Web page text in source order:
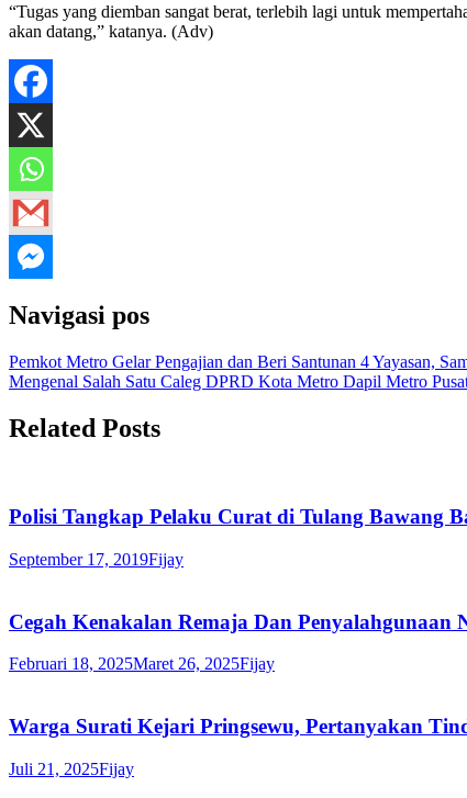
“Tugas yang diemban sangat berat, terlebih lagi untuk
akan datang,” katanya. (Adv)
Navigasi pos
Pemkot Metro Gelar Pengajian dan Beri Santunan 4 Yayasan,
Mengenal Salah Satu Caleg DPRD Kota Metro Dapil Metro
Related Posts
Polisi Tangkap Pelaku Curat di Tulang Bawang
September 17, 2019Fijay
Cegah Kenakalan Remaja Dan Penyalahgunaan
Februari 18, 2025Maret 26, 2025Fijay
Warga Surati Kejari Pringsewu, Pertanyakan
Juli 21, 2025Fijay